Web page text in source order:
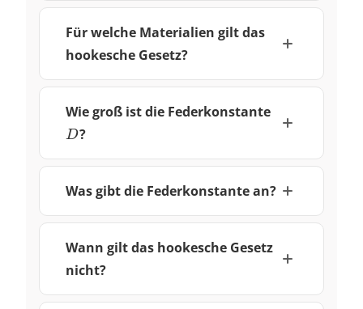
Für welche Materialien gilt das
hookesche Gesetz?
Wie groß ist die Federkonstante
D?
Was gibt die Federkonstante an?
Wann gilt das hookesche Gesetz
nicht?